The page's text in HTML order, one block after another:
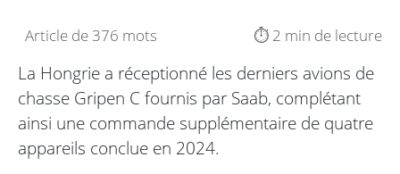
Article de 376 mots ⏱️ 2 min de lecture
La Hongrie a réceptionné les derniers avions de
chasse Gripen C fournis par Saab, complétant
ainsi une commande supplémentaire de quatre
appareils conclue en 2024.